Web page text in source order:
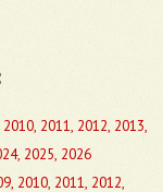
2010, 2011, 2012, 2013,
2025, 2026
, 2010, 2011, 2012,